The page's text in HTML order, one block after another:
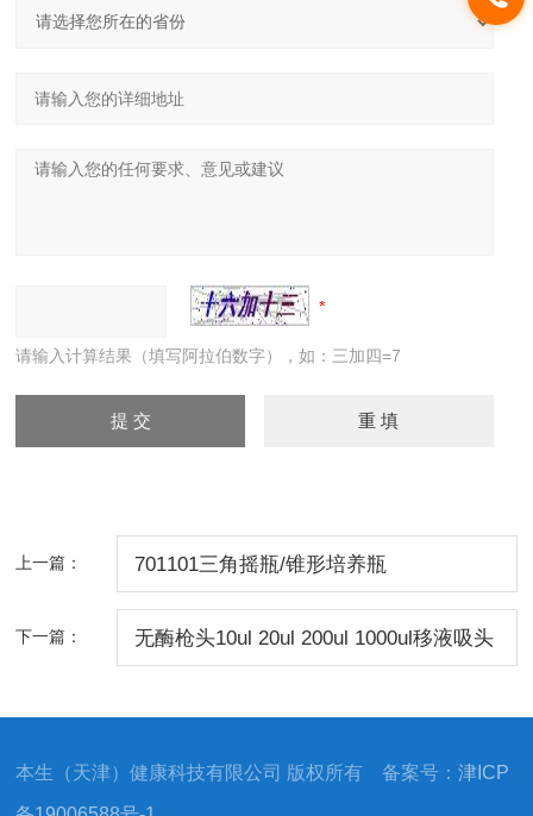
请输入计算结果（填写阿拉伯数字），如：三加四=7
上一篇： 701101三角摇瓶/锥形培养瓶
下一篇： 无酶枪头10ul 20ul 200ul 1000ul移液吸头
本生（天津）健康科技有限公司 版权所有 备案号：津ICP